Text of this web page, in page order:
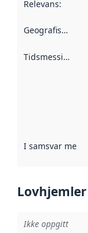
Relevans:
Geografisk avgrensning
Tidsmessig avgrensning
I samsvar med
Lovhjemler
Ikke oppgitt